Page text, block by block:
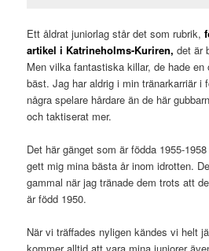
Ett åldrat juniorlag står det som rubrik,
artikel i Katrineholms-Kuriren, det är
Men vilka fantastiska killar, de hade
bäst. Jag har aldrig i min tränarkarriär i
några spelare hårdare än de här
och taktiserat mer.
Det här gänget som är födda 1955-
gett mig mina bästa år inom idrotten.
gammal när jag tränade dem trots att
är född 1950.
När vi träffades nyligen kändes vi helt